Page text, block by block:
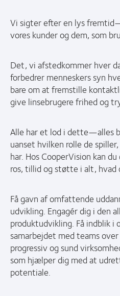
Vi sigter efter en lys
vores kunder og dem, som
Det, vi afstedkommer hver
forbedrer menneskers syn
bare om at fremstille
give linsebrugere frihed og
Alle har et lod i dette—alles
uanset hvilken rolle de
har. Hos CooperVision kan
ros, tillid og støtte i alt, hvad
Få gavn af omfattende
udvikling. Engagér dig i den
produktudvikling. Få indblik i
samarbejdet med teams
progressiv og sund
som hjælper dig med at
potentiale.